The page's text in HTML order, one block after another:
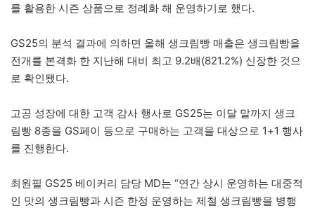
를 활용한 시즌 상품으로 정례화 해 운영하기로 했다.
GS25의 분석 결과에 의하면 올해 생크림빵 매출은 생크림빵을
전개를 본격화 한 지난해 대비 최고 9.2배(821.2%) 신장한 것으
로 확인됐다.
고공 성장에 대한 고객 감사 행사로 GS25는 이달 말까지 생크
림빵 8종을 GS페이 등으로 구매하는 고객을 대상으로 1+1 행사
를 진행한다.
최원필 GS25 베이커리 담당 MD는 “연간 상시 운영하는 대중적
인 맛의 생크림빵과 시즌 한정 운영하는 제철 생크림빵을 병행